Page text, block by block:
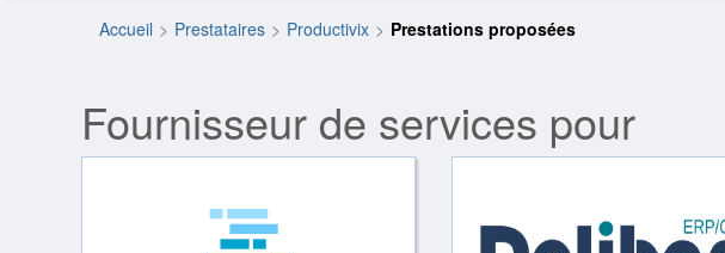
Accueil Prestataires Productivix Prestations proposées
Fournisseur de services pour